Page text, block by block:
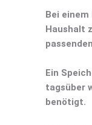
Bei einem
Haushalt
Ein
tagsüber
benötigt.